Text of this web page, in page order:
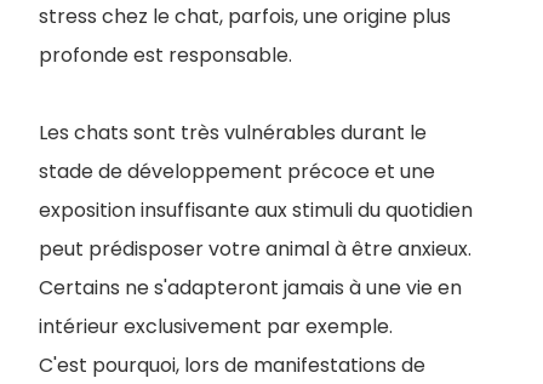
stress chez le chat, parfois, une origine plus
profonde est responsable.
Les chats sont très vulnérables durant le
stade de développement précoce et une
exposition insuffisante aux stimuli du quotidien
peut prédisposer votre animal à être anxieux.
Certains ne s'adapteront jamais à une vie en
intérieur exclusivement par exemple.
C'est pourquoi, lors de manifestations de